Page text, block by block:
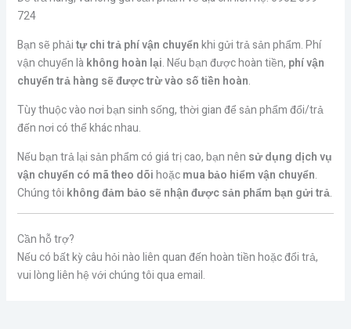
724
Bạn sẽ phảitự chi trả phí vận chuyểnkhi gửi trả sản phẩm. Phí
vận chuyển làkhông hoàn lại. Nếu bạn được hoàn tiền, phí vận
chuyển trả hàng sẽ được trừ vào số tiền hoàn.
Tùy thuộc vào nơi bạn sinh sống, thời gian để sản phẩm đổi/trả
đến nơi có thể khác nhau.
Nếu bạn trả lại sản phẩm có giá trị cao, bạn nên sử dụng dịch vụ
vận chuyển có mã theo dõihoặcmua bảo hiểm vận chuyển.
Chúng tôi không đảm bảo sẽ nhận được sản phẩm bạn gửi trả.
Cần hỗ trợ?
Nếu có bất kỳ câu hỏi nào liên quan đến hoàn tiền hoặc đổi trả,
vui lòng liên hệ với chúng tôi qua email.